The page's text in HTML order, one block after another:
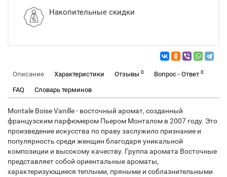
Накопительные скидки
Описание Характеристики Отзывы 0 Вопрос - Ответ 0
FAQ Словарь терминов
Montale Boise Vanille - восточный аромат, созданный
французским парфюмером Пьером Монталом в 2007 году. Это
произведение искусства по праву заслужило признание и
популярность среди женщин благодаря уникальной
композиции и высокому качеству. Группа аромата Восточные
представляет собой ориентальные ароматы,
характеризующиеся теплыми, пряными и соблазнительными